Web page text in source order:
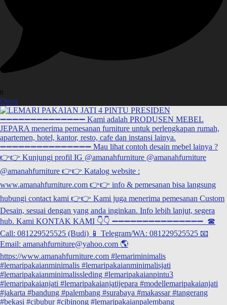
0
Open